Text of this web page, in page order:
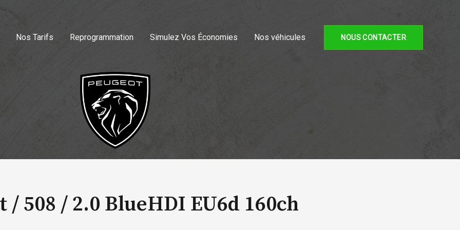
Nos Tarifs Reprogrammation Simulez Vos Économies Nos véhicules NOUS CONTACTER
/ 508 / 2.0 BlueHDI EU6d 160ch